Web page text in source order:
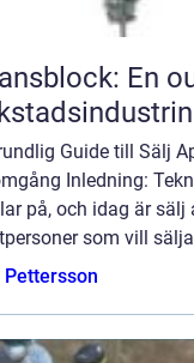
En
Guide till Sälj
Inledning:
på, och idag är
som vill